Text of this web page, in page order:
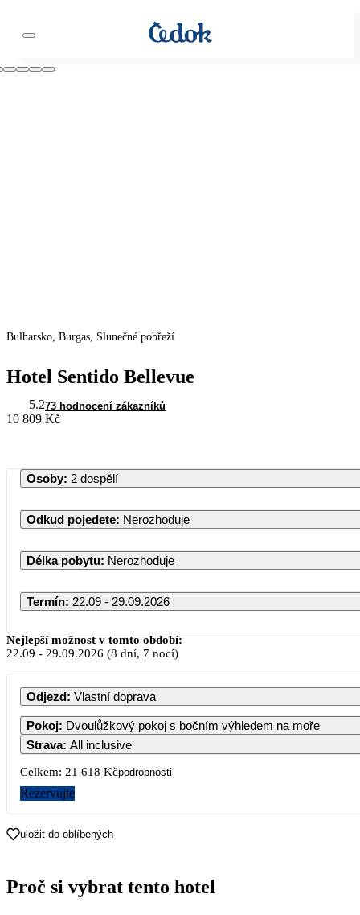
Bulharsko, Burgas, Slunečné pobřeží
Hotel Sentido Bellevue
5.273 hodnocení zákazníků
10 809 Kč
Osoby: 2 dospělí
Odkud pojedete: Nerozhoduje
Délka pobytu: Nerozhoduje
Termín: 22.09 - 29.09.2026
Nejlepší možnost v tomto období:
22.09 - 29.09.2026 (8 dní, 7 nocí)
Odjezd: Vlastní doprava
Pokoj: Dvoulůžkový pokoj s bočním výhledem na moře
Strava: All inclusive
Celkem: 21 618 Kčpodrobnosti
Rezervujte
uložit do oblíbených
Proč si vybrat tento hotel